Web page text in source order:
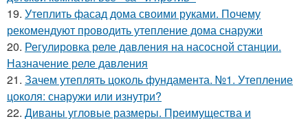
19. Утеплить фасад дома своими руками. Почему
рекомендуют проводить утепление дома снаружи
20. Регулировка реле давления на насосной станции.
Назначение реле давления
21. Зачем утеплять цоколь фундамента. №1. Утепление
цоколя: снаружи или изнутри?
22. Диваны угловые размеры. Преимущества и